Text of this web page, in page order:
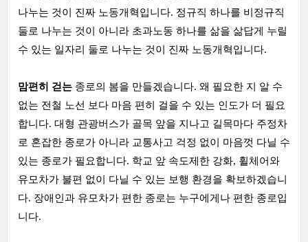
나누는 것이 진짜 노동개혁입니다. 정규직 하나를 비정규직
둘로 나누는 것이 아니라 초과노동 하나를 삶을 삶답게 누릴
수 있는 일자리 둘로 나누는 것이 진짜 노동개혁입니다.
맘편히 걷는 종로의 봄을 만들겠습니다. 왜 필요한 지 알 수
없는 전철 노선 보다 마음 편히 걸을 수 있는 인도가 더 필요
합니다. 대형 관광버스가 골목 앞을 지나고 길목마다 주정차
로 혼잡한 종로가 아니라 교통사고 걱정 없이 마음껏 다닐 수
있는 종로가 필요합니다. 학교 앞 속도제한 강화, 휠체어와
유모차가 불편 없이 다닐 수 있는 보행 환경을 확보하겠습니
다. 장애인과 유모차가 편한 종로는 누구에게나 편한 종로입
니다.